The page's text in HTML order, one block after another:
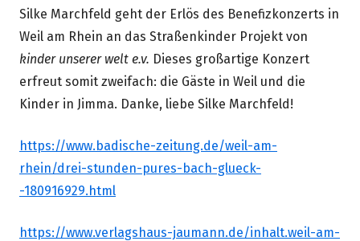
Silke Marchfeld geht der Erlös des Benefizkonzerts in
Weil am Rhein an das Straßenkinder Projekt von
kinder unserer welt e.v. Dieses großartige Konzert
erfreut somit zweifach: die Gäste in Weil und die
Kinder in Jimma. Danke, liebe Silke Marchfeld!
https://www.badische-zeitung.de/weil-am-
rhein/drei-stunden-pures-bach-glueck-
-180916929.html
https://www.verlagshaus-jaumann.de/inhalt.weil-am-